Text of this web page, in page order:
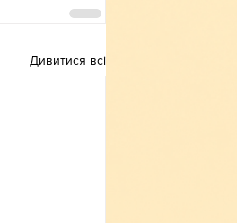
Дивитися всі